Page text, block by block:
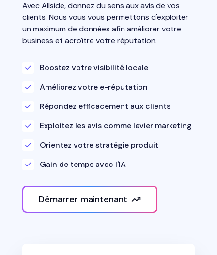
Avec Allside, donnez du sens aux avis de vos
clients. Nous vous vous permettons d'exploiter
un maximum de données afin améliorer votre
business et acroître votre réputation.
Boostez votre visibilité locale
Améliorez votre e-réputation
Répondez efficacement aux clients
Exploitez les avis comme levier marketing
Orientez votre stratégie produit
Gain de temps avec l'IA
Démarrer maintenant